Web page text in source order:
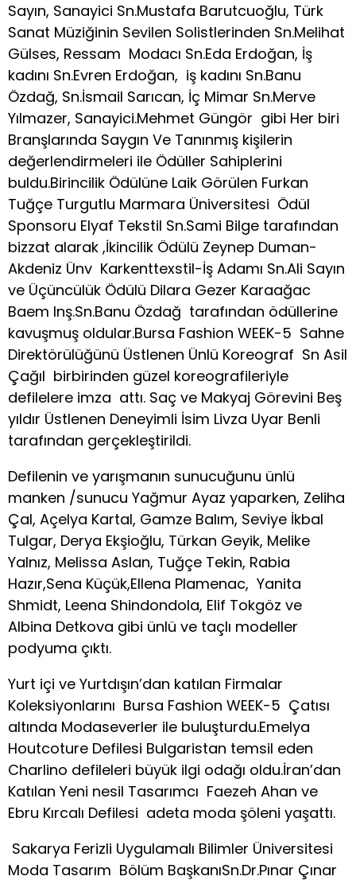
Sayın, Sanayici Sn.Mustafa Barutcuoğlu, Türk
Sanat Müziğinin Sevilen Solistlerinden Sn.Melihat
Gülses, Ressam Modacı Sn.Eda Erdoğan, İş
kadını Sn.Evren Erdoğan, iş kadını Sn.Banu
Özdağ, Sn.İsmail Sarıcan, İç Mimar Sn.Merve
Yılmazer, Sanayici.Mehmet Güngör gibi Her biri
Branşlarında Saygın Ve Tanınmış kişilerin
değerlendirmeleri ile Ödüller Sahiplerini
buldu.Birincilik Ödülüne Laik Görülen Furkan
Tuğçe Turgutlu Marmara Üniversitesi Ödül
Sponsoru Elyaf Tekstil Sn.Sami Bilge tarafından
bizzat alarak ,İkincilik Ödülü Zeynep Duman-
Akdeniz Ünv Karkenttexstil-İş Adamı Sn.Ali Sayın
ve Üçüncülük Ödülü Dilara Gezer Karaağac
Baem Inş.Sn.Banu Özdağ tarafından ödüllerine
kavuşmuş oldular.Bursa Fashion WEEK-5 Sahne
Direktörülüğünü Üstlenen Ünlü Koreograf Sn Asil
Çağıl birbirinden güzel koreografileriyle
defilelere imza attı. Saç ve Makyaj Görevini Beş
yıldır Üstlenen Deneyimli İsim Livza Uyar Benli
tarafından gerçekleştirildi.
Defilenin ve yarışmanın sunucuğunu ünlü
manken /sunucu Yağmur Ayaz yaparken, Zeliha
Çal, Açelya Kartal, Gamze Balım, Seviye İkbal
Tulgar, Derya Ekşioğlu, Türkan Geyik, Melike
Yalnız, Melissa Aslan, Tuğçe Tekin, Rabia
Hazır,Sena Küçük,Ellena Plamenac, Yanita
Shmidt, Leena Shindondola, Elif Tokgöz ve
Albina Detkova gibi ünlü ve taçlı modeller
podyuma çıktı.
Yurt içi ve Yurtdışın’dan katılan Firmalar
Koleksiyonlarını Bursa Fashion WEEK-5 Çatısı
altında Modaseverler ile buluşturdu.Emelya
Houtcoture Defilesi Bulgaristan temsil eden
Charlino defileleri büyük ilgi odağı oldu.İran’dan
Katılan Yeni nesil Tasarımcı Faezeh Ahan ve
Ebru Kırcalı Defilesi adeta moda şöleni yaşattı.
Sakarya Ferizli Uygulamalı Bilimler Üniversitesi
Moda Tasarım Bölüm BaşkanıSn.Dr.Pınar Çınar